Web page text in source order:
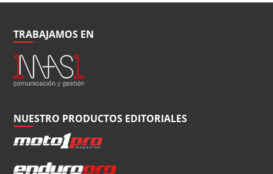
TRABAJAMOS EN
NUESTRO PRODUCTOS EDITORIALES